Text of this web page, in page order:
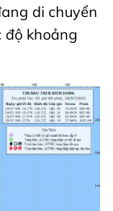
di chuyển
độ khoảng